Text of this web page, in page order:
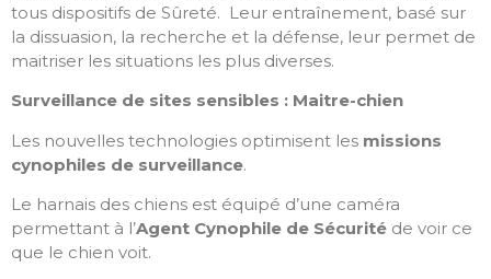
tous dispositifs de Sûreté. Leur entraînement, basé sur
la dissuasion, la recherche et la défense, leur permet de
maitriser les situations les plus diverses.
Surveillance de sites sensibles : Maitre-chien
Les nouvelles technologies optimisent les missions
cynophiles de surveillance.
Le harnais des chiens est équipé d’une caméra
permettant à l’Agent Cynophile de Sécurité de voir ce
que le chien voit.